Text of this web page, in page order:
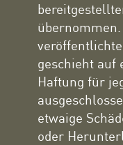
geschieht auf
Haftung für
etwaige
oder